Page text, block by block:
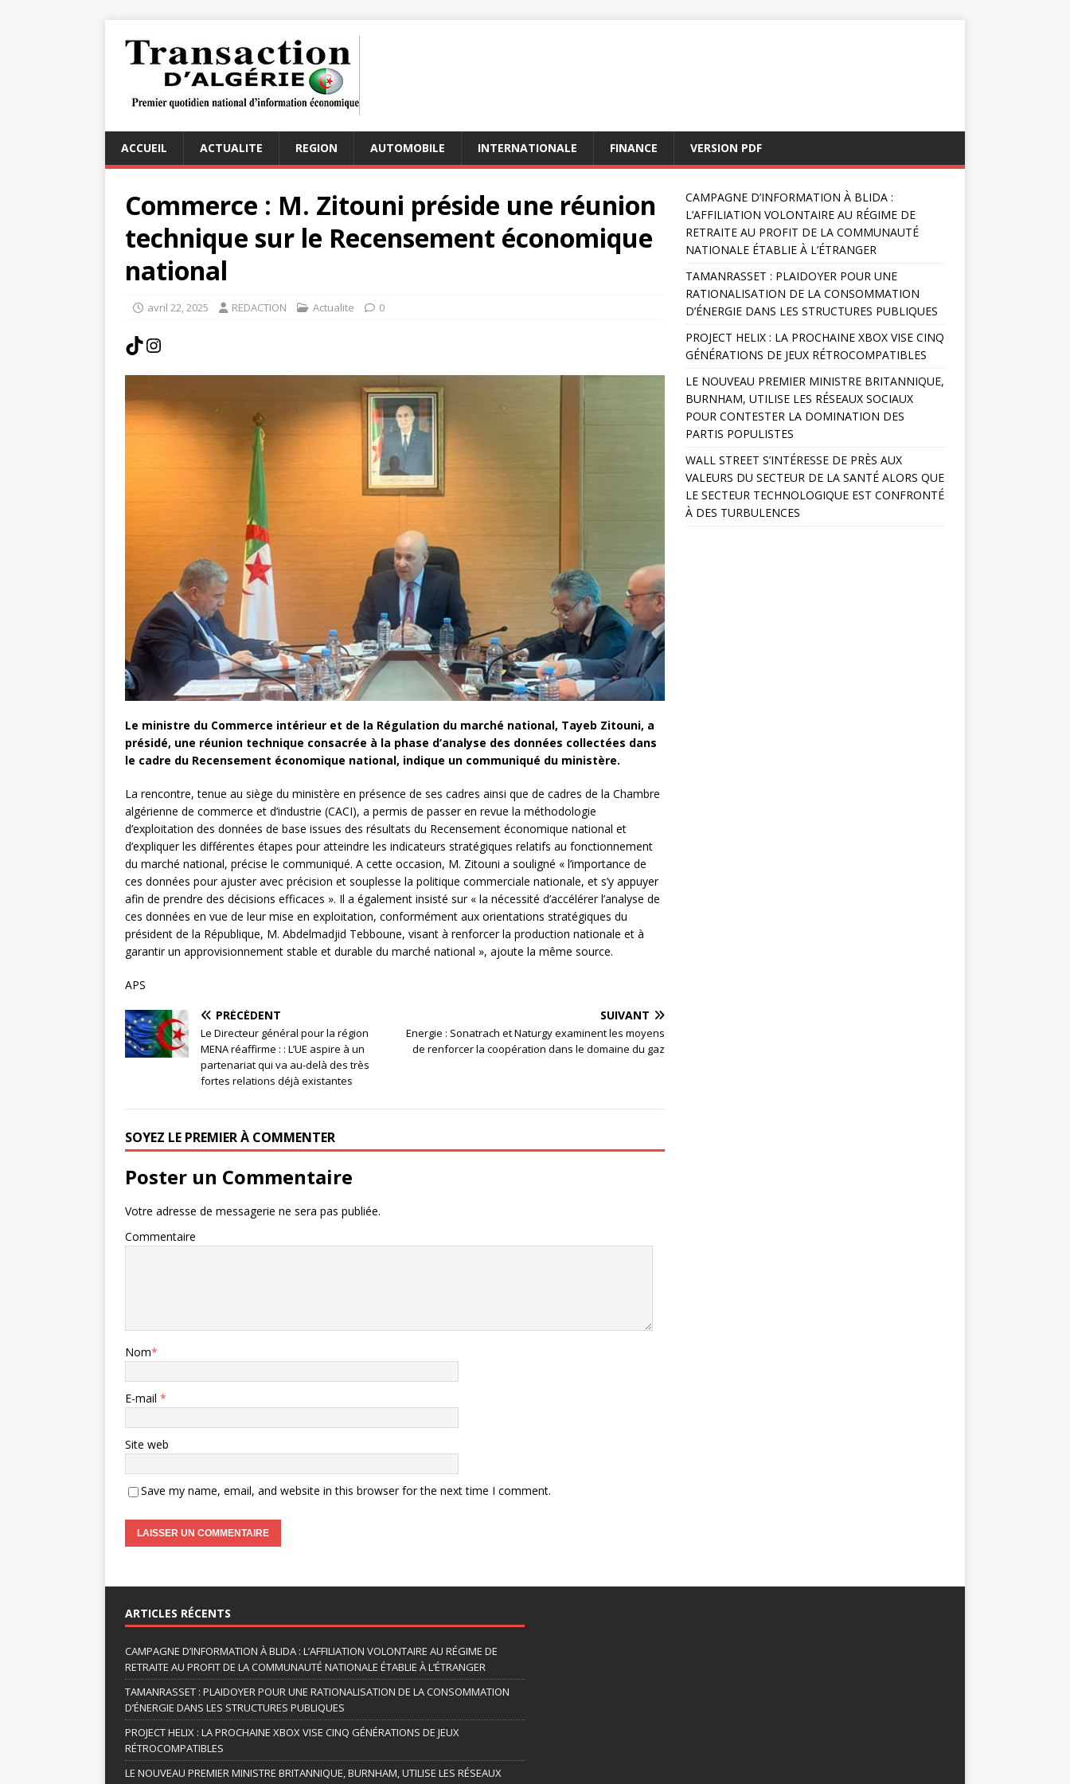
ACCUEIL ACTUALITE REGION AUTOMOBILE INTERNATIONALE FINANCE VERSION PDF
Commerce : M. Zitouni préside une réunion
technique sur le Recensement économique
national
avril 22, 2025 REDACTION Actualite 0
Le ministre du Commerce intérieur et de la Régulation du marché national, Tayeb Zitouni, a
présidé, une réunion technique consacrée à la phase d’analyse des données collectées dans
le cadre du Recensement économique national, indique un communiqué du ministère.
La rencontre, tenue au siège du ministère en présence de ses cadres ainsi que de cadres de la Chambre
algérienne de commerce et d’industrie (CACI), a permis de passer en revue la méthodologie
d’exploitation des données de base issues des résultats du Recensement économique national et
d’expliquer les différentes étapes pour atteindre les indicateurs stratégiques relatifs au fonctionnement
du marché national, précise le communiqué. A cette occasion, M. Zitouni a souligné « l’importance de
ces données pour ajuster avec précision et souplesse la politique commerciale nationale, et s’y appuyer
afin de prendre des décisions efficaces ». Il a également insisté sur « la nécessité d’accélérer l’analyse de
ces données en vue de leur mise en exploitation, conformément aux orientations stratégiques du
président de la République, M. Abdelmadjid Tebboune, visant à renforcer la production nationale et à
garantir un approvisionnement stable et durable du marché national », ajoute la même source.
APS
PRÉCÉDENT
Le Directeur général pour la région
MENA réaffirme : : L’UE aspire à un
partenariat qui va au-delà des très
fortes relations déjà existantes
SUIVANT
Energie : Sonatrach et Naturgy examinent les moyens
de renforcer la coopération dans le domaine du gaz
SOYEZ LE PREMIER À COMMENTER
Poster un Commentaire
Votre adresse de messagerie ne sera pas publiée.
Commentaire
Nom*
E-mail *
Site web
Save my name, email, and website in this browser for the next time I comment.
t
e
r
n
a
t
i
v
e
:
CAMPAGNE D’INFORMATION À BLIDA :
L’AFFILIATION VOLONTAIRE AU RÉGIME DE
RETRAITE AU PROFIT DE LA COMMUNAUTÉ
NATIONALE ÉTABLIE À L’ÉTRANGER
TAMANRASSET : PLAIDOYER POUR UNE
RATIONALISATION DE LA CONSOMMATION
D’ÉNERGIE DANS LES STRUCTURES PUBLIQUES
PROJECT HELIX : LA PROCHAINE XBOX VISE CINQ
GÉNÉRATIONS DE JEUX RÉTROCOMPATIBLES
LE NOUVEAU PREMIER MINISTRE BRITANNIQUE,
BURNHAM, UTILISE LES RÉSEAUX SOCIAUX
POUR CONTESTER LA DOMINATION DES
PARTIS POPULISTES
WALL STREET S’INTÉRESSE DE PRÈS AUX
VALEURS DU SECTEUR DE LA SANTÉ ALORS QUE
LE SECTEUR TECHNOLOGIQUE EST CONFRONTÉ
À DES TURBULENCES
ARTICLES RÉCENTS
CAMPAGNE D’INFORMATION À BLIDA : L’AFFILIATION VOLONTAIRE AU RÉGIME DE
RETRAITE AU PROFIT DE LA COMMUNAUTÉ NATIONALE ÉTABLIE À L’ÉTRANGER
TAMANRASSET : PLAIDOYER POUR UNE RATIONALISATION DE LA CONSOMMATION
D’ÉNERGIE DANS LES STRUCTURES PUBLIQUES
PROJECT HELIX : LA PROCHAINE XBOX VISE CINQ GÉNÉRATIONS DE JEUX
RÉTROCOMPATIBLES
LE NOUVEAU PREMIER MINISTRE BRITANNIQUE, BURNHAM, UTILISE LES RÉSEAUX